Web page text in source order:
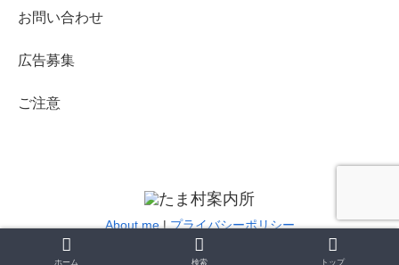
お問い合わせ
広告募集
ご注意
About me|プライバシーポリシー
© 2019-2020 たま村案内所.
ホーム 検索 トップ